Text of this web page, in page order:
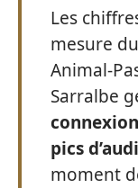
Les
mesure
Animal-
Sarralbe
pics
moment